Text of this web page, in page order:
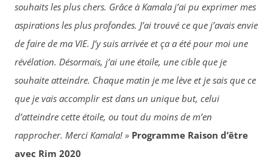
souhaits les plus chers. Grâce à Kamala j’ai pu exprimer mes
aspirations les plus profondes. J’ai trouvé ce que j’avais envie
de faire de ma VIE. J’y suis arrivée et ça a été pour moi une
révélation. Désormais, j’ai une étoile, une cible que je
souhaite atteindre. Chaque matin je me lève et je sais que ce
que je vais accomplir est dans un unique but, celui
d’atteindre cette étoile, ou tout du moins de m’en
rapprocher. Merci Kamala! » Programme Raison d’être
avec Rim 2020